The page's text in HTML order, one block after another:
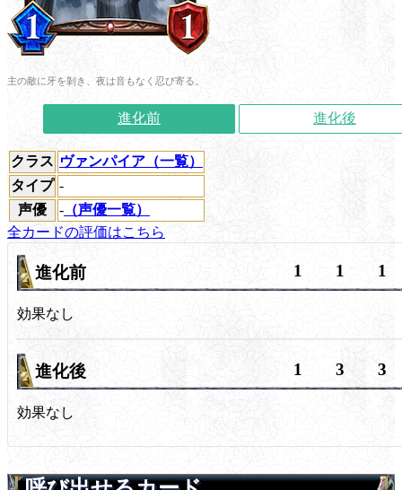
主の敵に牙を剝き、夜は音もなく忍び寄る。
進化前 進化後
クラス ヴァンパイア（一覧）
タイプ -
声優
- （声優一覧）
全カードの評価はこちら
進化前 1 1 1
効果なし
進化後 1 3 3
効果なし